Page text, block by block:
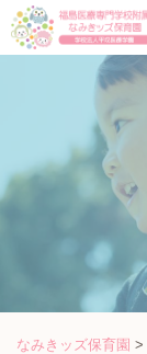
Skip
なみきッズ保育園 >